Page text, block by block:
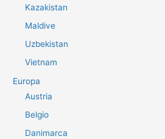
Kazakistan
Maldive
Uzbekistan
Vietnam
Europa
Austria
Belgio
Danimarca